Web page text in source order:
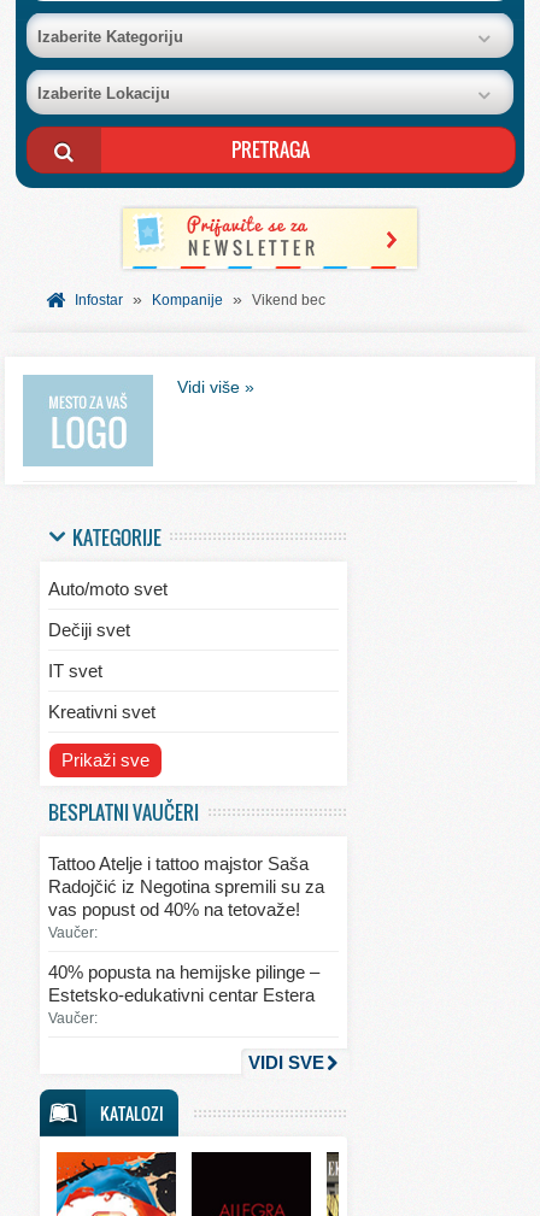
BAZA FIRMI
POSLOVNI OGLASI
AKCIJE I KATALOZI
BESPLATNI VAUČERI
SVET INFORMACIJA
Izaberite Kategoriju
Izaberite Lokaciju
Infostar » Kompanije » Vikend bec
Vidi više »
KATEGORIJE
Auto/moto svet
Dečiji svet
IT svet
Kreativni svet
Svet ekologije
Svet kulinarstva
Svet lepote
Svet mode
Svet sporta
Svet tehnike
Svet ugostiteljstva
Prikaži sve
BESPLATNI VAUČERI
Tattoo Atelje i tattoo majstor Saša
Radojčić iz Negotina spremili su za
vas popust od 40% na tetovaže!
Vaučer:
40% popusta na hemijske pilinge –
Estetsko-edukativni centar Estera
Vaučer:
VIDI SVE
KATALOZI